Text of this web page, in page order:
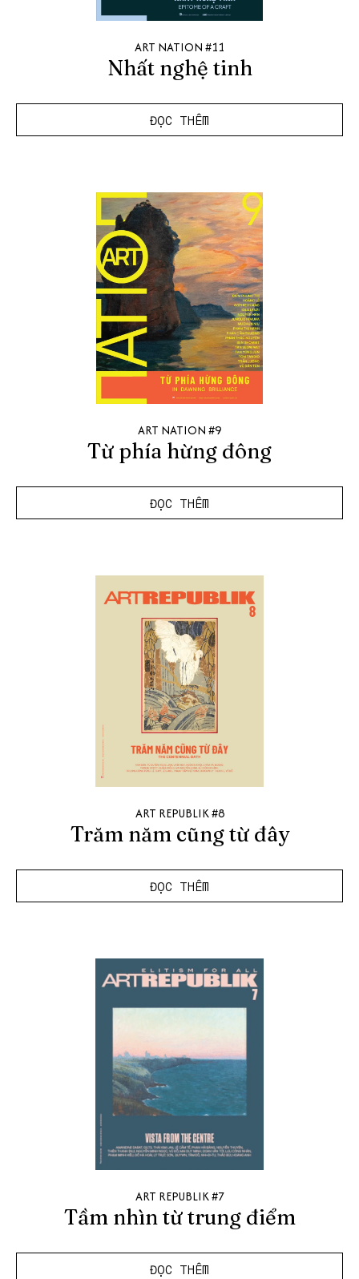
ART NATION #11
Nhất nghệ tinh
ĐỌC THÊM
ART NATION #9
Từ phía hừng đông
ĐỌC THÊM
ART REPUBLIK #8
Trăm năm cũng từ đây
ĐỌC THÊM
ART REPUBLIK #7
Tầm nhìn từ trung điểm
ĐỌC THÊM